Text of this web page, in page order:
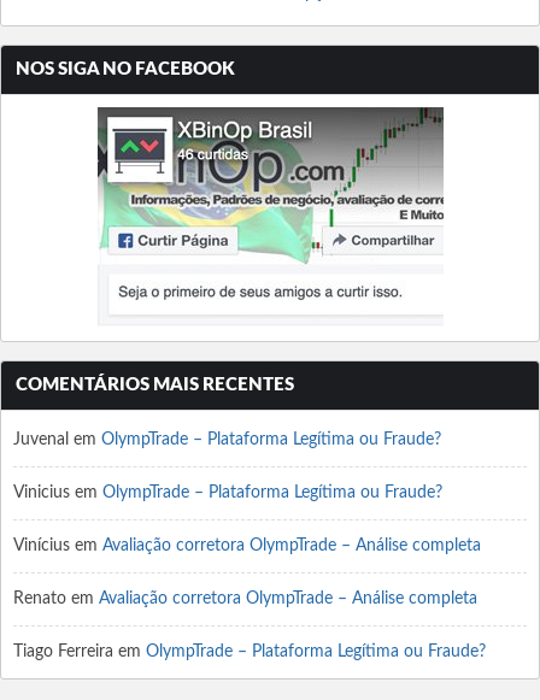
NOS SIGA NO FACEBOOK
COMENTÁRIOS MAIS RECENTES
Juvenal em OlympTrade – Plataforma Legítima ou Fraude?
Vinicius em OlympTrade – Plataforma Legítima ou Fraude?
Vinícius em Avaliação corretora OlympTrade – Análise completa
Renato em Avaliação corretora OlympTrade – Análise completa
Tiago Ferreira em OlympTrade – Plataforma Legítima ou Fraude?